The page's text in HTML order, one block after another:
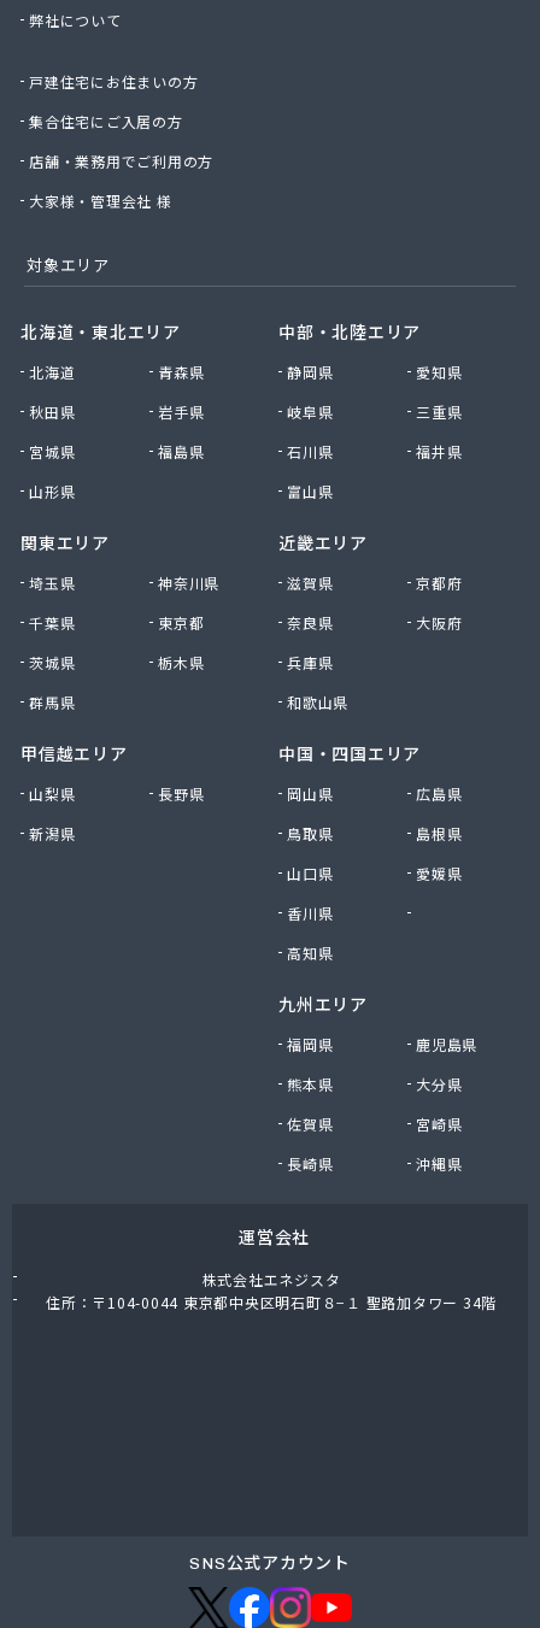
星のや商店
聖火産業株式会社
西部燃料ガス株式会社
石井商店
石崎平八郎商店
赤羽根プロパンガス
赤羽燃料店
川津商店
川俣商販株式会社
早見商店
足利ガス事業組合配送センター
足利団地ガス株式会社
大塚プロパン
大田原エルピーガス保安センター協同組合
谷中田プロパン店
中央セントラルガス株式会社 宇都宮営業所
中央セントラルガス株式会社 那須営業所
町田屋商店出光興産大沢給油所
津吹商店
津田商店
田邊工業株式会社 佐野工場
田邊工業株式会社 足利営業所
東京ガスエネルギー株式会社 宇都宮サービスセン
東上ガス株式会社 真岡営業所
東上ガス株式会社 那須営業所
栃木液化ガス株式会社
栃木県プロパンガス商業協同組合
栃木石油株式会社 本社
日東瓦斯株式会社 南河内営業所
日本ガス株式会社 宇都宮営業所
弊社について
戸建住宅にお住まいの方
集合住宅にご入居の方
店舗・業務用でご利用の方
大家様・管理会社 様
対象エリア
北海道・東北エリア
北海道
青森県
秋田県
岩手県
宮城県
福島県
山形県
関東エリア
埼玉県
神奈川県
千葉県
東京都
茨城県
栃木県
群馬県
甲信越エリア
山梨県
長野県
新潟県
中部・北陸エリア
静岡県
愛知県
岐阜県
三重県
石川県
福井県
富山県
近畿エリア
滋賀県
京都府
奈良県
大阪府
兵庫県
和歌山県
中国・四国エリア
岡山県
広島県
鳥取県
島根県
山口県
愛媛県
香川県
高知県
九州エリア
福岡県
鹿児島県
熊本県
大分県
佐賀県
宮崎県
長崎県
沖縄県
運営会社
株式会社エネジスタ
住所：〒104-0044 東京都中央区明石町８−１ 聖路加タワー 34階
SNS公式アカウント